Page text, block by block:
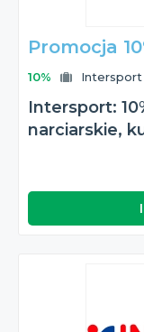
Promocja
10% Intersport
Intersport:
narciarskie,